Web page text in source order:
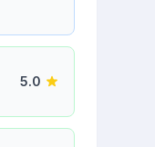
5.0